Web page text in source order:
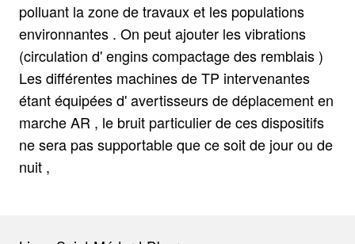
polluant la zone de travaux et les populations
environnantes . On peut ajouter les vibrations
(circulation d' engins compactage des remblais )
Les différentes machines de TP intervenantes
étant équipées d' avertisseurs de déplacement en
marche AR , le bruit particulier de ces dispositifs
ne sera pas supportable que ce soit de jour ou de
nuit ,